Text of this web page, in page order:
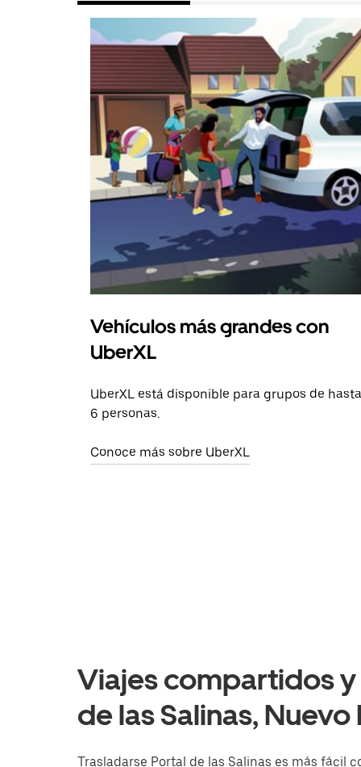
Vehículos más grandes con
UberXL
UberXL está disponible para grupos de hasta
6 personas.
Conoce más sobre UberXL
Viajes compartidos
de las Salinas, Nuevo
Trasladarse Portal de las Salinas es más fácil